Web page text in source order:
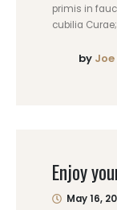
primis in
cubilia
by Joe
Enjoy
May 16,